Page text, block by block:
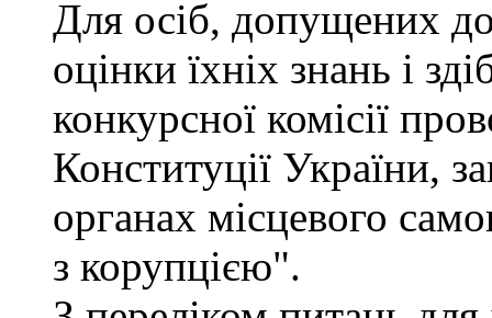
Для осіб, допущених
оцінки їхніх знань і
конкурсної комісії
Конституції України,
органах місцевого
з корупцією".